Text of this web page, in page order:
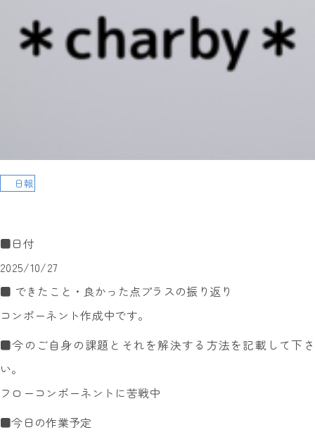
日報
■日付
2025/10/27
■ できたこと・良かった点プラスの振り返り
コンポーネント作成中です。
■今のご自身の課題とそれを解決する方法を記載して下さ
い。
フローコンポーネントに苦戦中
■今日の作業予定